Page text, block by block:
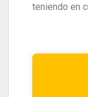
teniendo en